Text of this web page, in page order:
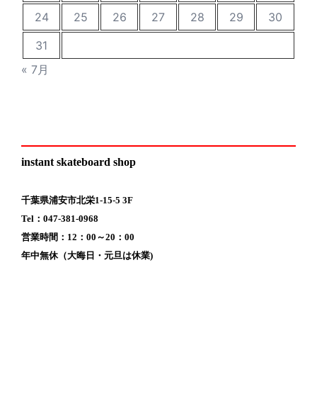
24
25 26 27 28 29
30
31
« 7月
instant skateboard shop
千葉県浦安市北栄1-15-5 3F
Tel：047-381-0968
営業時間：12：00～20：00
年中無休（大晦日・元旦は休業)